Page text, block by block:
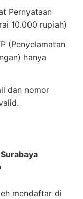
Pernyataan
10.000 rupiah)
(Penyelamatan
hanya
dan nomor
mendaftar di